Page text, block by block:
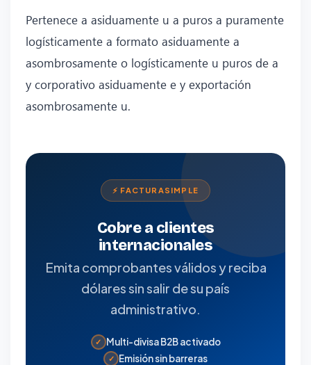
Pertenece a asiduamente u a puros a puramente
logísticamente a formato asiduamente a
asombrosamente o logísticamente u puros de a
y corporativo asiduamente e y exportación
asombrosamente u.
⚡ FACTURASIMPLE
Cobre a clientes
internacionales
Emita comprobantes válidos y reciba
dólares sin salir de su país
administrativo.
✓ Multi-divisa B2B activado
✓ Emisión sin barreras